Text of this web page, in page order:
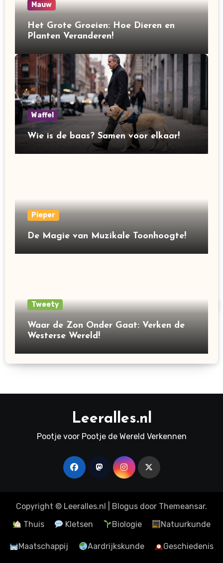
Mauw
Het Grote Groeien: Hoe Dieren en
Planten Veranderen!
Waffel
Wie is de baas? Samen voor elkaar!
Pieper
De Magie van Muzikale Toonhoogte!
Tweety
Waar de Zon Onder Gaat: Verken de
Westerse Wereld!
Leeralles.nl
Pootje voor Pootje de Wereld Verkennen
Copyright © Leeralles.nl Blogus door Themeansar.
Thuis
Kletsen Biologie Natuurkunde
Maatschappij Aardrijkskunde Geschiedenis